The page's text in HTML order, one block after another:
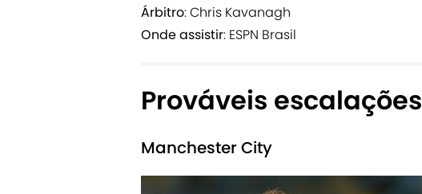
Árbitro: Chris Kavanagh
Onde assistir: ESPN Brasil
Prováveis escalações
Manchester City